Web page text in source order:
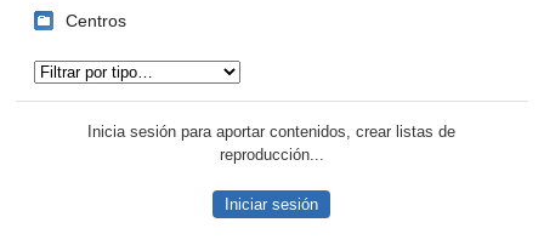
Centros
Inicia sesión para aportar contenidos, crear listas de
reproducción...
Iniciar sesión